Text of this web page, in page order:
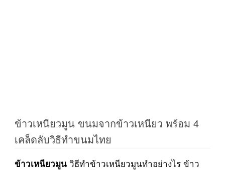
ข้าวเหนียวมูน ขนมจากข้าวเหนียว พร้อม 4
เคล็ดลับวิธีทำขนมไทย
ข้าวเหนียวมูนวิธีทำข้าวเหนียวมูนทำอย่างไร ข้าว